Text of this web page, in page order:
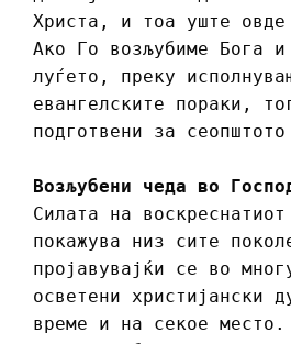
Христа, и тоа уште
Ако Го возљубиме Бога
луѓето, преку
евангелските пораки,
подготвени за
Возљубени чеда во
Силата на
покажува низ сите
пројавувајќи се во
осветени христијански
време и на секое место.